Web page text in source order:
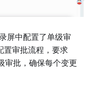
屏中配置了单级审
置审批流程，要求
审批，确保每个变更